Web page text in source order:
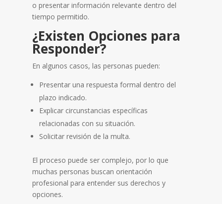
o presentar información relevante dentro del
tiempo permitido.
¿Existen Opciones para
Responder?
En algunos casos, las personas pueden:
Presentar una respuesta formal dentro del
plazo indicado.
Explicar circunstancias específicas
relacionadas con su situación.
Solicitar revisión de la multa.
El proceso puede ser complejo, por lo que
muchas personas buscan orientación
profesional para entender sus derechos y
opciones.